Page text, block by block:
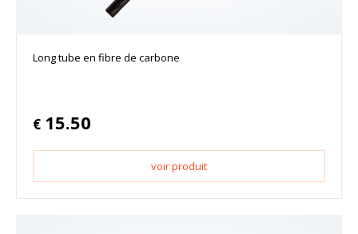
Long tube en fibre de carbone
€ 15.50
voir produit